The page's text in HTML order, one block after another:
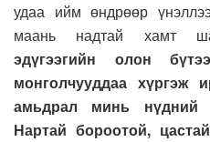
удаа ийм өндрөөр
маань надтай хамт
эдүгээгийн олон
монголчууддаа
амьдрал минь нүдний
Нартай бороотой,